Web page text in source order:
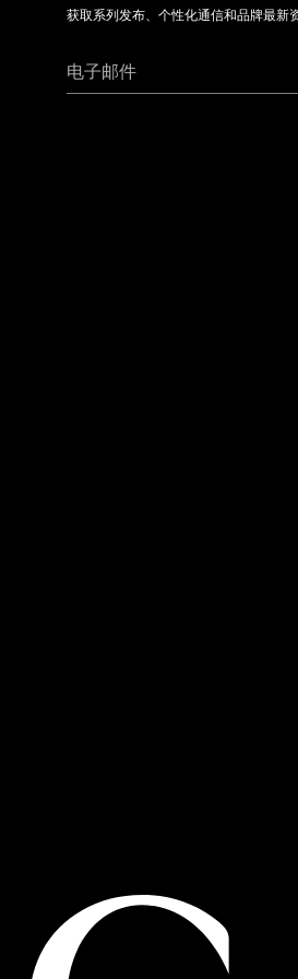
获取系列发布、个性化通信和品牌最新
电子邮件